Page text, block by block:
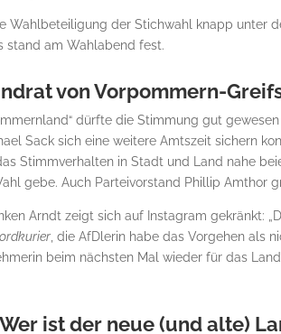
Wahlbeteiligung der Stichwahl knapp unter
stand am Wahlabend fest.
von Vorpommern-
dürfte die Stimmung gut
Sack sich eine weitere Amtszeit sichern
Stimmverhalten in Stadt und Land nahe
gebe. Auch Parteivorstand Phillip Amthor
Arndt zeigt sich auf Instagram gekränkt:
, die AfDlerin habe das Vorgehen als
beim nächsten Mal wieder für das
ist der neue (und alte)